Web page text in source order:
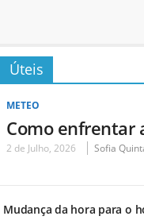
Úteis
METEO
Como enfrentar
2 de Julho, 2026 Sofia
Mudança da hora para o